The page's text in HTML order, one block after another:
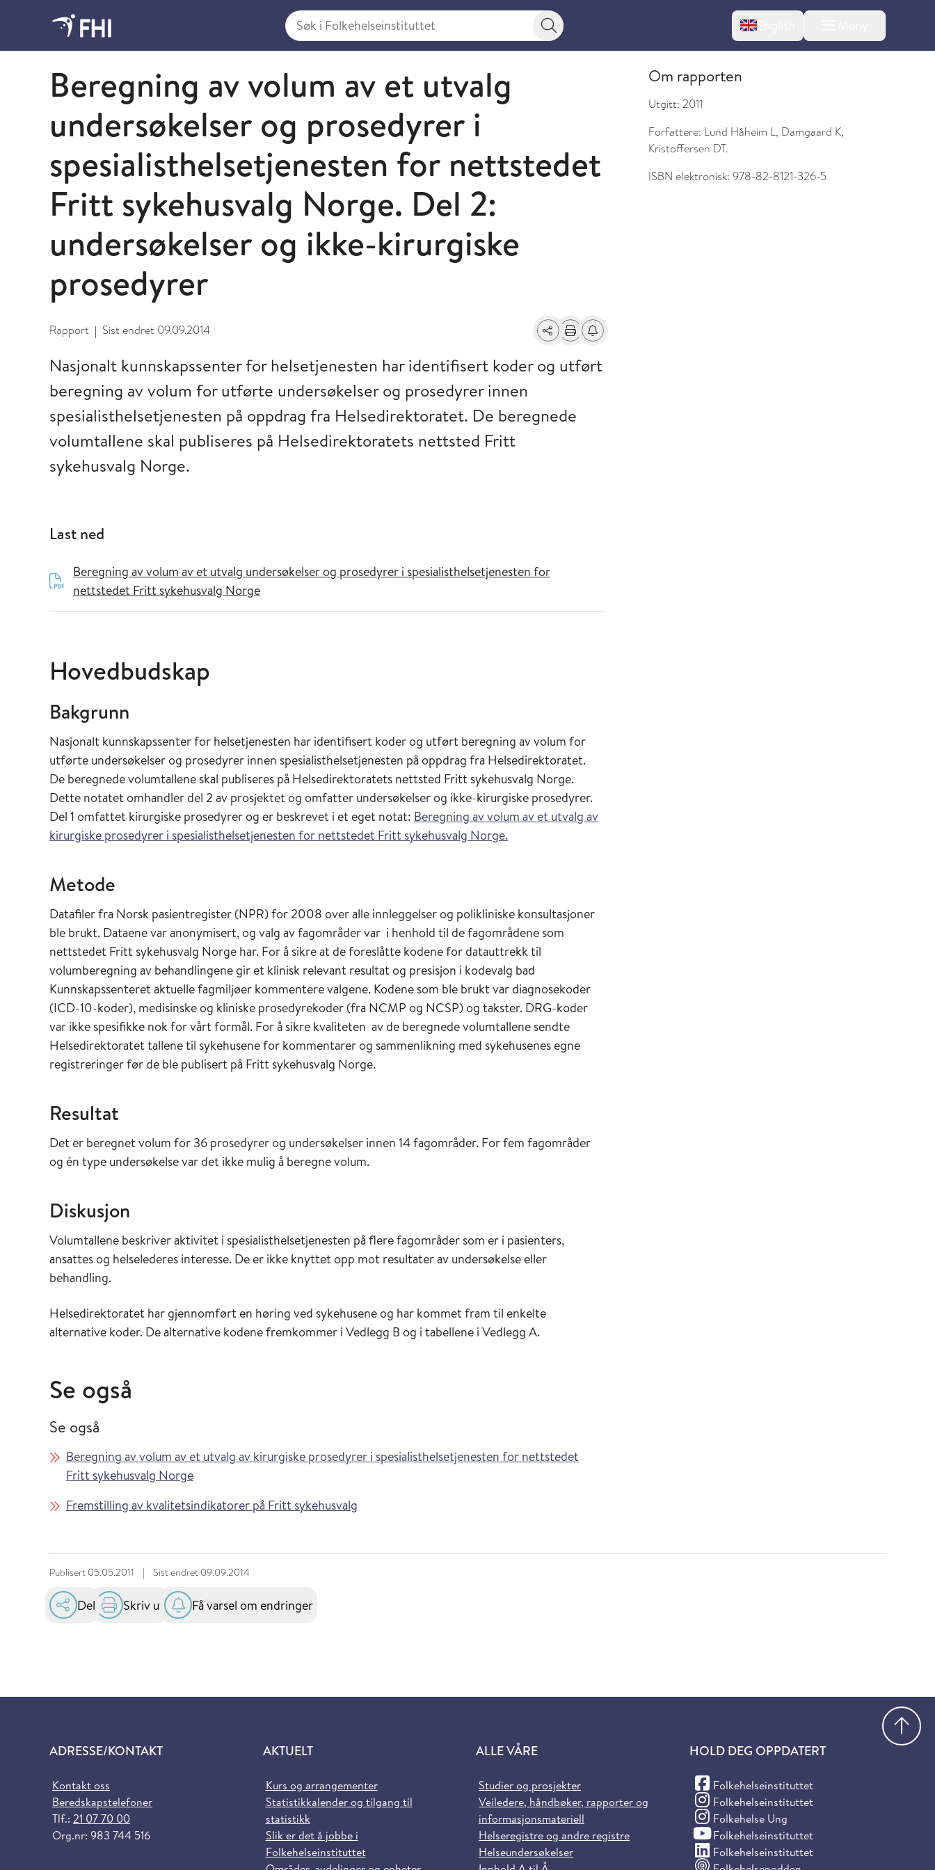
Søk i Folkehelseinstituttet
Søkeknapp English
2011 - publikasjoner fra FHI
Beregning av volum av et utvalg
undersøkelser og prosedyrer i
spesialisthelsetjenesten for nettstedet
Fritt sykehusvalg Norge. Del 2:
undersøkelser og ikke-kirurgiske
prosedyrer
Rapport | Sist endret 09.09.2014 Del Skriv utFå varsel om endringer
Nasjonalt kunnskapssenter for helsetjenesten har identifisert koder og utført
beregning av volum for utførte undersøkelser og prosedyrer innen
spesialisthelsetjenesten på oppdrag fra Helsedirektoratet. De beregnede
volumtallene skal publiseres på Helsedirektoratets nettsted Fritt
sykehusvalg Norge.
Last ned
Beregning av volum av et utvalg undersøkelser og prosedyrer i spesialisthelsetjenesten for
nettstedet Fritt sykehusvalg Norge
Hovedbudskap
Bakgrunn
Nasjonalt kunnskapssenter for helsetjenesten har identifisert koder og utført beregning av volum for
utførte undersøkelser og prosedyrer innen spesialisthelsetjenesten på oppdrag fra Helsedirektoratet.
De beregnede volumtallene skal publiseres på Helsedirektoratets nettsted Fritt sykehusvalg Norge.
Dette notatet omhandler del 2 av prosjektet og omfatter undersøkelser og ikke-kirurgiske prosedyrer.
Del 1 omfattet kirurgiske prosedyrer og er beskrevet i et eget notat: Beregning av volum av et utvalg av
kirurgiske prosedyrer i spesialisthelsetjenesten for nettstedet Fritt sykehusvalg Norge.
Metode
Datafiler fra Norsk pasientregister (NPR) for 2008 over alle innleggelser og polikliniske konsultasjoner
ble brukt. Dataene var anonymisert, og valg av fagområder var i henhold til de fagområdene som
nettstedet Fritt sykehusvalg Norge har. For å sikre at de foreslåtte kodene for datauttrekk til
volumberegning av behandlingene gir et klinisk relevant resultat og presisjon i kodevalg bad
Kunnskapssenteret aktuelle fagmiljøer kommentere valgene. Kodene som ble brukt var diagnosekoder
(ICD-10-koder), medisinske og kliniske prosedyrekoder (fra NCMP og NCSP) og takster. DRG-koder
var ikke spesifikke nok for vårt formål. For å sikre kvaliteten av de beregnede volumtallene sendte
Helsedirektoratet tallene til sykehusene for kommentarer og sammenlikning med sykehusenes egne
registreringer før de ble publisert på Fritt sykehusvalg Norge.
Resultat
Det er beregnet volum for 36 prosedyrer og undersøkelser innen 14 fagområder. For fem fagområder
og én type undersøkelse var det ikke mulig å beregne volum.
Diskusjon
Volumtallene beskriver aktivitet i spesialisthelsetjenesten på flere fagområder som er i pasienters,
ansattes og helselederes interesse. De er ikke knyttet opp mot resultater av undersøkelse eller
behandling.
Helsedirektoratet har gjennomført en høring ved sykehusene og har kommet fram til enkelte
alternative koder. De alternative kodene fremkommer i Vedlegg B og i tabellene i Vedlegg A.
Se også
Se også
Beregning av volum av et utvalg av kirurgiske prosedyrer i spesialisthelsetjenesten for nettstedet
Fritt sykehusvalg Norge
Fremstilling av kvalitetsindikatorer på Fritt sykehusvalg
Om rapporten
Utgitt: 2011
Forfattere: Lund Håheim L, Damgaard K,
Kristoffersen DT.
ISBN elektronisk: 978-82-8121-326-5
Publisert 05.05.2011 | Sist endret 09.09.2014
Del Skriv ut Få varsel om endringer
ADRESSE/KONTAKT
Kontakt oss
Beredskapstelefoner
Tlf.: 21 07 70 00
Org.nr: 983 744 516
AKTUELT
Kurs og arrangementer
Statistikkalender og tilgang til
statistikk
Slik er det å jobbe i
Folkehelseinstituttet
ALLE VÅRE
Studier og prosjekter
Veiledere, håndbøker, rapporter og
informasjonsmateriell
Helseregistre og andre registre
Helseundersøkelser
HOLD DEG OPPDATERT
Folkehelseinstituttet
(Facebook)
Folkehelseinstituttet
(Instagram)
Folkehelse Ung
(Instagram)
Folkehelseinstituttet
(YouTube)
Folkehelseinstituttet
(LinkedIn)